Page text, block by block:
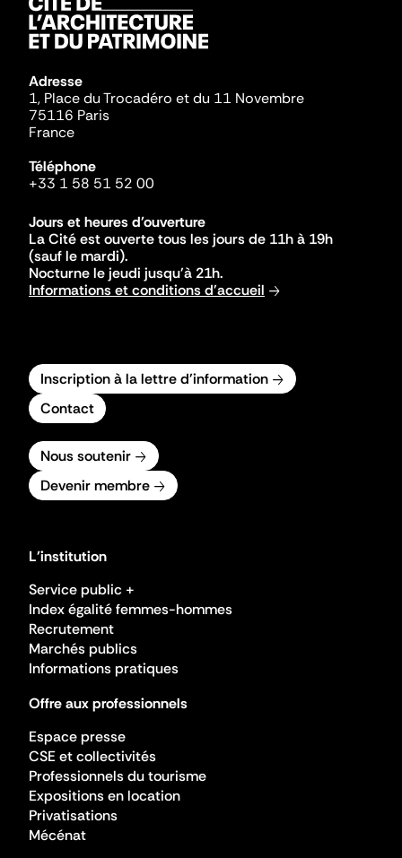
Adresse
1, Place du Trocadéro et du 11 Novembre
75116 Paris
France
Téléphone
+33 1 58 51 52 00
Jours et heures d'ouverture
La Cité est ouverte tous les jours de 11h à 19h
(sauf le mardi).
Nocturne le jeudi jusqu'à 21h.
Informations et conditions d'accueil
Inscription à la lettre d'information
Contact
Nous soutenir
Devenir membre
L'institution
Service public +
Index égalité femmes-hommes
Recrutement
Marchés publics
Informations pratiques
Offre aux professionnels
Espace presse
CSE et collectivités
Professionnels du tourisme
Expositions en location
Privatisations
Mécénat